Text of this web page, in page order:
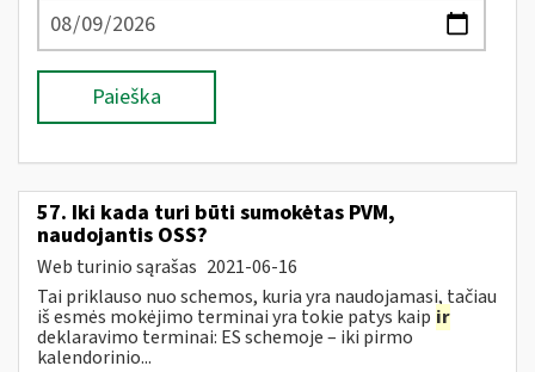
Paieška
57. Iki kada turi būti sumokėtas PVM,
naudojantis OSS?
Web turinio sąrašas 2021-06-16
Tai priklauso nuo schemos, kuria yra naudojamasi, tačiau
iš esmės mokėjimo terminai yra tokie patys kaip ir
deklaravimo terminai: ES schemoje – iki pirmo
kalendorinio...